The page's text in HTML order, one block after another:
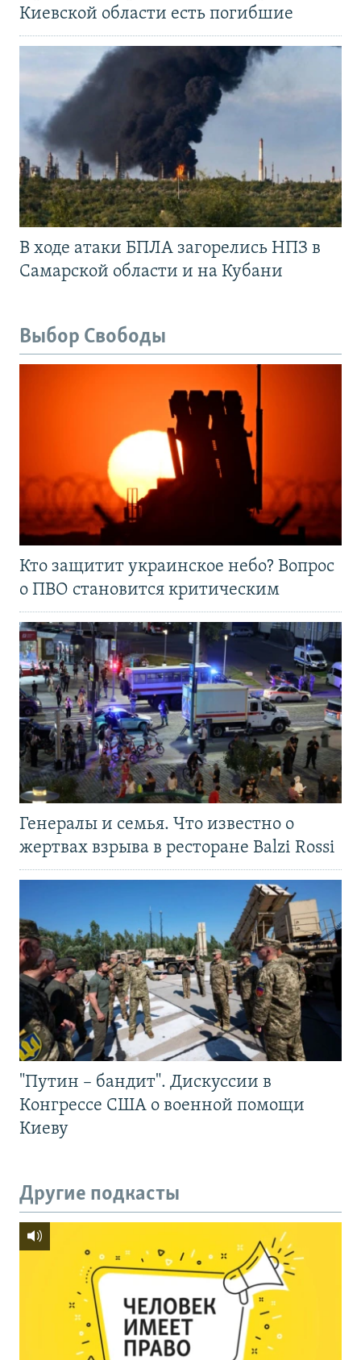
Киевской области есть погибшие
В ходе атаки БПЛА загорелись НПЗ в
Самарской области и на Кубани
Выбор Свободы
Кто защитит украинское небо? Вопрос
о ПВО становится критическим
Генералы и семья. Что известно о
жертвах взрыва в ресторане Balzi Rossi
"Путин – бандит". Дискуссии в
Конгрессе США о военной помощи
Киеву
Другие подкасты